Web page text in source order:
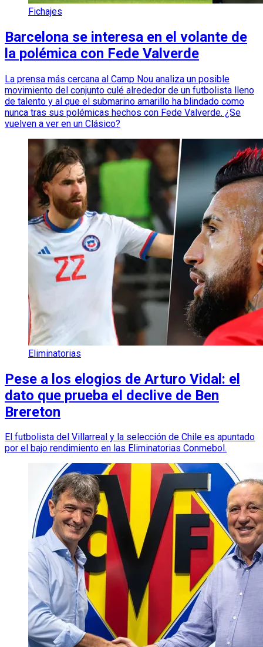
Fichajes
Barcelona se interesa en el volante de
la polémica con Fede Valverde
La prensa más cercana al Camp Nou analiza un posible
movimiento del conjunto culé alrededor de un futbolista lleno
de talento y al que el submarino amarillo ha blindado como
nunca tras sus polémicas hechos con Fede Valverde. ¿Se
vuelven a ver en un Clásico?
Eliminatorias
Pese a los elogios de Arturo Vidal: el
dato que prueba el declive de Ben
Brereton
El futbolista del Villarreal y la selección de Chile es apuntado
por el bajo rendimiento en las Eliminatorias Conmebol.